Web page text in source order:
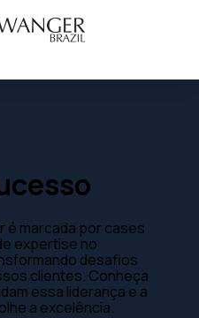
é marcada por cases
expertise no
desafios
clientes. Conheça
essa liderança e a
a excelência.